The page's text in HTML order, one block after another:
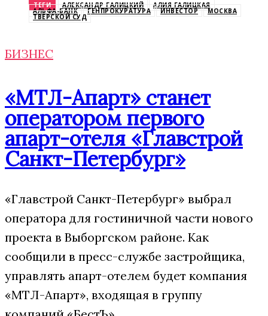
ТЕГИ АЛЕКСАНДР ГАЛИЦКИЙ АЛИЯ ГАЛИЦКАЯ
АЛЬФА-БАНК ГЕНПРОКУРАТУРА ИНВЕСТОР МОСКВА
ТВЕРСКОЙ СУД
БИЗНЕС
«МТЛ-Апарт» станет
оператором первого
апарт-отеля «Главстрой
Санкт-Петербург»
«Главстрой Санкт-Петербург» выбрал
оператора для гостиничной части нового
проекта в Выборгском районе. Как
сообщили в пресс-службе застройщика,
управлять апарт-отелем будет компания
«МТЛ-Апарт», входящая в группу